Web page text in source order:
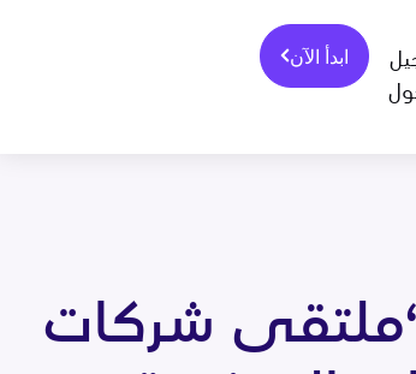
ابدأ الآن
“ملتقى شركات